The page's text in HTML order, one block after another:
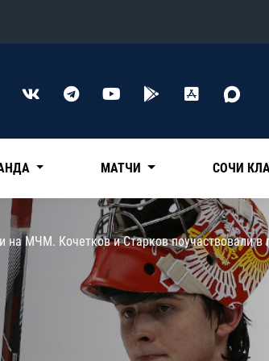
Конференция «Восток»
Нефтехимик
Трактор
Дивизион Чернышева
КХЛ
МАТЧИ СОЧИ
на МЧМ. Кочетков и Старков поучаствовали в